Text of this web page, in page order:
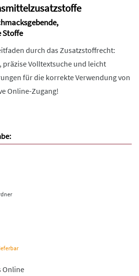
Stoffe
durch das Zusatzstoffrecht:
Volltextsuche und leicht
für die korrekte Verwendung von
Online-Zugang!
Online